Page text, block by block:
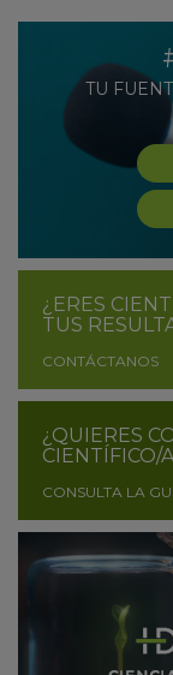
TU
¿ERES
TUS
CONTÁCTANOS
¿QUIERES
CIENTÍFICO/
CONSULTA LA